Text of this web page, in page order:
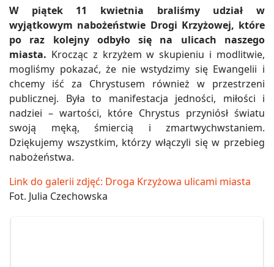
W piątek 11 kwietnia braliśmy udział w
wyjątkowym nabożeństwie Drogi Krzyżowej, które
po raz kolejny odbyło się na ulicach naszego
miasta. Krocząc z krzyżem w skupieniu i modlitwie,
mogliśmy pokazać, że nie wstydzimy się Ewangelii i
chcemy iść za Chrystusem również w przestrzeni
publicznej. Była to manifestacja jedności, miłości i
nadziei – wartości, które Chrystus przyniósł światu
swoją męką, śmiercią i zmartwychwstaniem.
Dziękujemy wszystkim, którzy włączyli się w przebieg
nabożeństwa.
Link do galerii zdjęć: Droga Krzyżowa ulicami miasta
Fot. Julia Czechowska